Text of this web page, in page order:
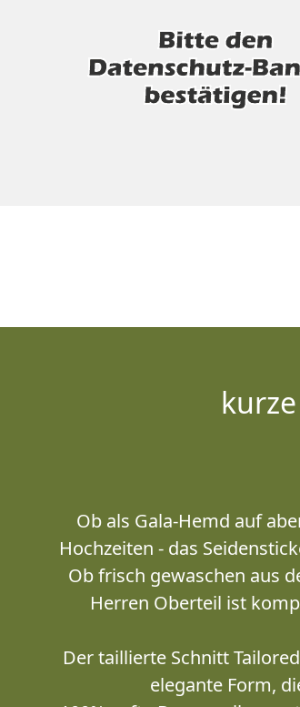
Ob als Gala-Hemd auf
Hochzeiten - das
Ob frisch gewaschen aus
Herren Oberteil ist
Der taillierte Schnitt
elegante Form,